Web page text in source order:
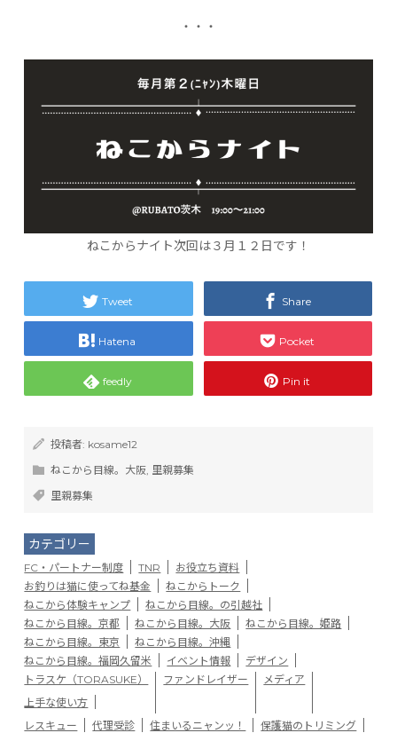
・・・
ねこからナイト次回は３月１２日です！
Tweet Share
Hatena Pocket
feedly Pin it
投稿者: kosame12
ねこから目線。大阪, 里親募集
里親募集
カテゴリー
FC・パートナー制度 TNR
お役立ち資料
お釣りは猫に使ってね基金
ねこからトーク
ねこから体験キャンプ
ねこから目線。の引越社
ねこから目線。京都
ねこから目線。大阪
ねこから目線。姫路
ねこから目線。東京
ねこから目線。沖縄
ねこから目線。福岡久留米
イベント情報
デザイン
トラスケ（TORASUKE）
上手な使い方
ファンドレイザー メディア
レスキュー 代理受診 住まいるニャンッ！
保護猫のトリミング